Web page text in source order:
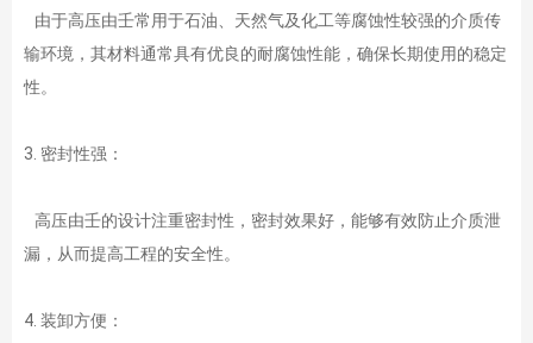
由于高压由壬常用于石油、天然气及化工等腐蚀性较强的介质传
输环境，其材料通常具有优良的耐腐蚀性能，确保长期使用的稳定
性。
3. 密封性强：
高压由壬的设计注重密封性，密封效果好，能够有效防止介质泄
漏，从而提高工程的安全性。
4. 装卸方便：